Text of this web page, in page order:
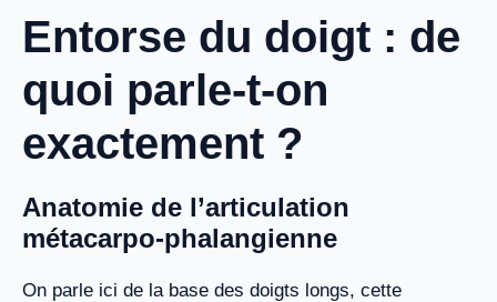
Entorse du doigt : de
quoi parle-t-on
exactement ?
Anatomie de l’articulation
métacarpo-phalangienne
On parle ici de la base des doigts longs, cette